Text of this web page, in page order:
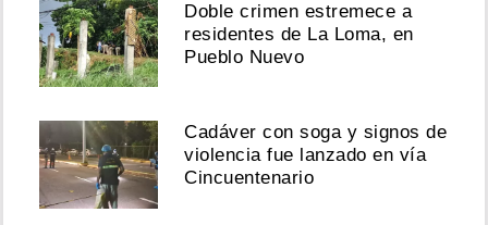
Doble crimen estremece a
residentes de La Loma, en
Pueblo Nuevo
Cadáver con soga y signos de
violencia fue lanzado en vía
Cincuentenario